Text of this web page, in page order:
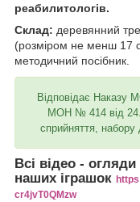
реабилитологів.
Склад: деревянний
(розміром не менш 17
методичний посібник.
Відповідає Наказу
МОН № 414 від
сприйняття, набору
Всі відео - огляди
наших іграшок
cr4jvT0QMzw